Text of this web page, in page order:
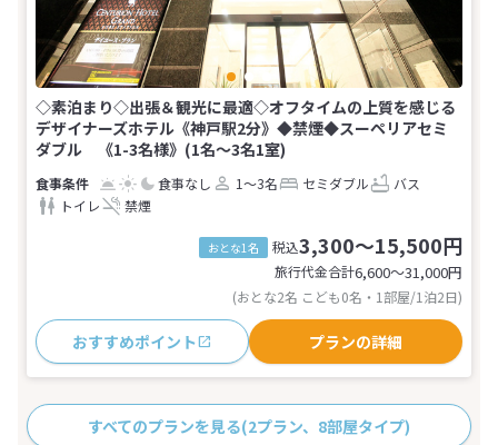
◇素泊まり◇出張＆観光に最適◇オフタイムの上質を感じる
デザイナーズホテル《神戸駅2分》◆禁煙◆スーペリアセミ
ダブル 《1-3名様》(1名～3名1室)
食事なし 1～3名 セミダブル
バス
トイレ
禁煙
おとな1名 税込3,300～15,500円
旅行代金合計6,600〜31,000円
(おとな2名 こども0名・1部屋/1泊2日)
おすすめポイント プランの詳細
すべてのプランを見る(2プラン、8部屋タイプ)